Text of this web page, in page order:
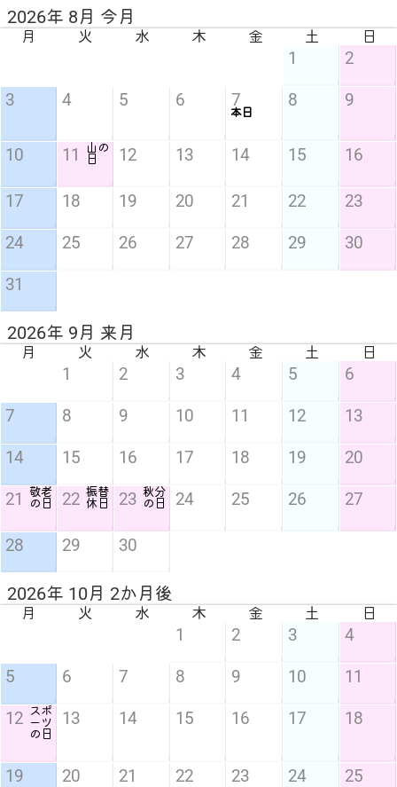
1 2 3 4
5 6 7 8 9 10 11
12 スポ
ーツ
の日
13 14 15 16 17 18
19 20 21 22 23 24 25
2026年 10月 2か月後
月 火 水 木 金 土 日
1 2 3 4 5 6
7 8 9 10 11 12 13
14 15 16 17 18 19 20
21
敬老
の日
22 振替
休日
23 秋分
の日
24 25 26 27
28 29 30
2026年 9月 来月
月 火 水 木 金 土 日
1 2
3 4 5 6 7
本日
8 9
10 11
山の
日
12 13 14 15 16
17 18 19 20 21 22 23
24 25 26 27 28 29 30
31
2026年 8月 今月
月 火 水 木 金 土 日